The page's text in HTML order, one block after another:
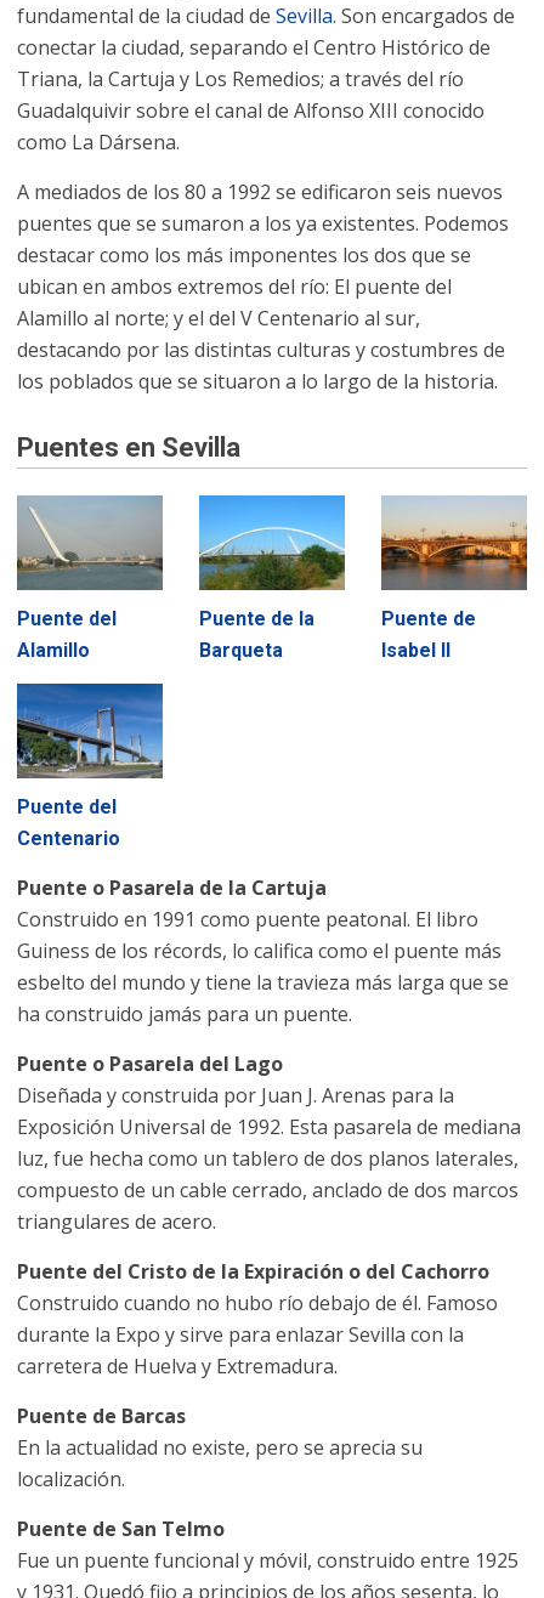
fundamental de la ciudad de Sevilla. Son encargados de
conectar la ciudad, separando el Centro Histórico de
Triana, la Cartuja y Los Remedios; a través del río
Guadalquivir sobre el canal de Alfonso XIII conocido
como La Dársena.
A mediados de los 80 a 1992 se edificaron seis nuevos
puentes que se sumaron a los ya existentes. Podemos
destacar como los más imponentes los dos que se
ubican en ambos extremos del río: El puente del
Alamillo al norte; y el del V Centenario al sur,
destacando por las distintas culturas y costumbres de
los poblados que se situaron a lo largo de la historia.
Puentes en Sevilla
Puente del
Alamillo
Puente de la
Barqueta
Puente de
Isabel II
Puente del
Centenario
Puente o Pasarela de la Cartuja
Construido en 1991 como puente peatonal. El libro
Guiness de los récords, lo califica como el puente más
esbelto del mundo y tiene la travieza más larga que se
ha construido jamás para un puente.
Puente o Pasarela del Lago
Diseñada y construida por Juan J. Arenas para la
Exposición Universal de 1992. Esta pasarela de mediana
luz, fue hecha como un tablero de dos planos laterales,
compuesto de un cable cerrado, anclado de dos marcos
triangulares de acero.
Puente del Cristo de la Expiración o del Cachorro
Construido cuando no hubo río debajo de él. Famoso
durante la Expo y sirve para enlazar Sevilla con la
carretera de Huelva y Extremadura.
Puente de Barcas
En la actualidad no existe, pero se aprecia su
localización.
Puente de San Telmo
Fue un puente funcional y móvil, construido entre 1925
y 1931. Quedó fijo a principios de los años sesenta, lo